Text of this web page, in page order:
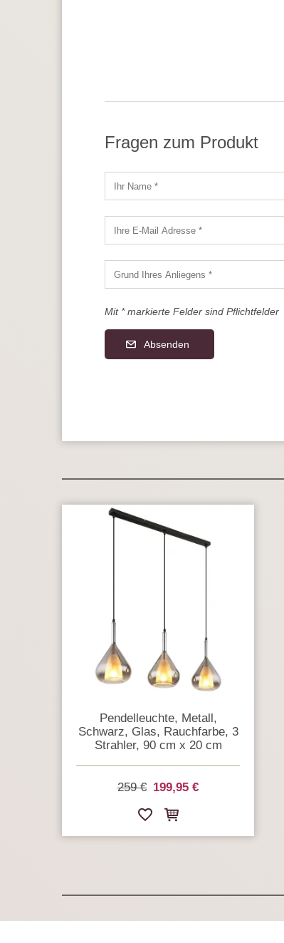
Fragen zum Produkt
Mit * markierte Felder sind Pflichtfelder
Absenden
Pendelleuchte, Metall,
Schwarz, Glas, Rauchfarbe, 3
Strahler, 90 cm x 20 cm
259 € 199,95 €